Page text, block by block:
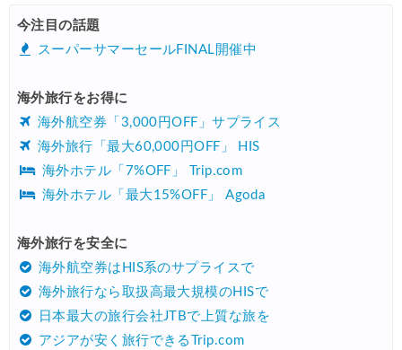
08/01 エアトリ) 海外航空券(60日前) 1,000円OFFクーポン
07/30 Trip.com) ホテル 1,500円OFFクーポン
07/30 楽天トラベル) 海外ツアー 最大10,000円OFFクーポン
07/27 Trip.com) NY/ロンドン/タイ ホテル 10%OFFクーポン
07/27 Trip.com) タイ航空券 10%OFFクーポン
07/25 楽天トラベル) 海外ツアー 最大30,000円OFFクーポン
07/25 Trip.com) 海外航空券(アジア) 6,900円~
今注目の話題
スーパーサマーセールFINAL開催中
海外旅行をお得に
海外航空券「3,000円OFF」サプライス
海外旅行「最大60,000円OFF」 HIS
海外ホテル「7%OFF」 Trip.com
海外ホテル「最大15%OFF」 Agoda
海外旅行を安全に
海外航空券はHIS系のサプライスで
海外旅行なら取扱高最大規模のHISで
日本最大の旅行会社JTBで上質な旅を
アジアが安く旅行できるTrip.com